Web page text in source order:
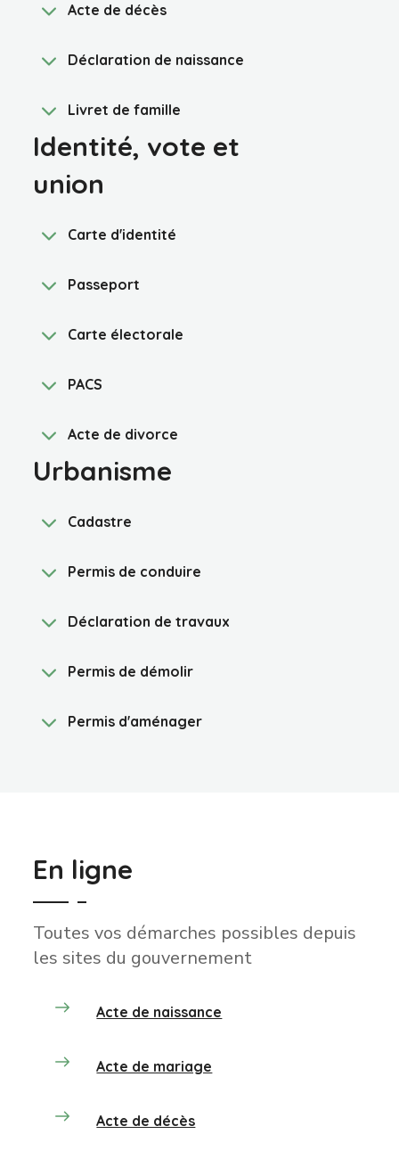
Acte de décès
Déclaration de naissance
Livret de famille
Identité, vote et
union
Carte d'identité
Passeport
Carte électorale
PACS
Acte de divorce
Urbanisme
Cadastre
Permis de conduire
Déclaration de travaux
Permis de démolir
Permis d'aménager
En ligne
Toutes vos démarches possibles depuis
les sites du gouvernement
Acte de naissance
Acte de mariage
Acte de décès